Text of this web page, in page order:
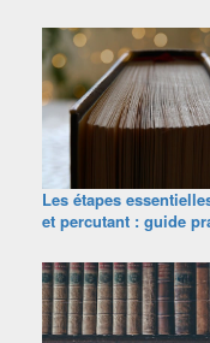
Les étapes
et percutant : guide